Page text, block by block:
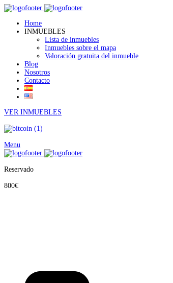
Home
INMUEBLES
Lista de inmuebles
Inmuebles sobre el mapa
Valoración gratuita del inmueble
Blog
Nosotros
Contacto
VER INMUEBLES
Menu
Reservado
800€